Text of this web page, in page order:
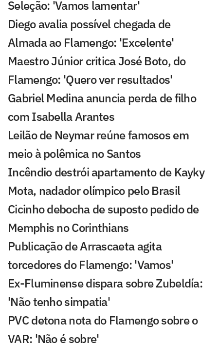
Seleção: 'Vamos lamentar'
Diego avalia possível chegada de
Almada ao Flamengo: 'Excelente'
Maestro Júnior critica José Boto, do
Flamengo: 'Quero ver resultados'
Gabriel Medina anuncia perda de filho
com Isabella Arantes
Leilão de Neymar reúne famosos em
meio à polêmica no Santos
Incêndio destrói apartamento de Kayky
Mota, nadador olímpico pelo Brasil
Cicinho debocha de suposto pedido de
Memphis no Corinthians
Publicação de Arrascaeta agita
torcedores do Flamengo: 'Vamos'
Ex-Fluminense dispara sobre Zubeldía:
'Não tenho simpatia'
PVC detona nota do Flamengo sobre o
VAR: 'Não é sobre'